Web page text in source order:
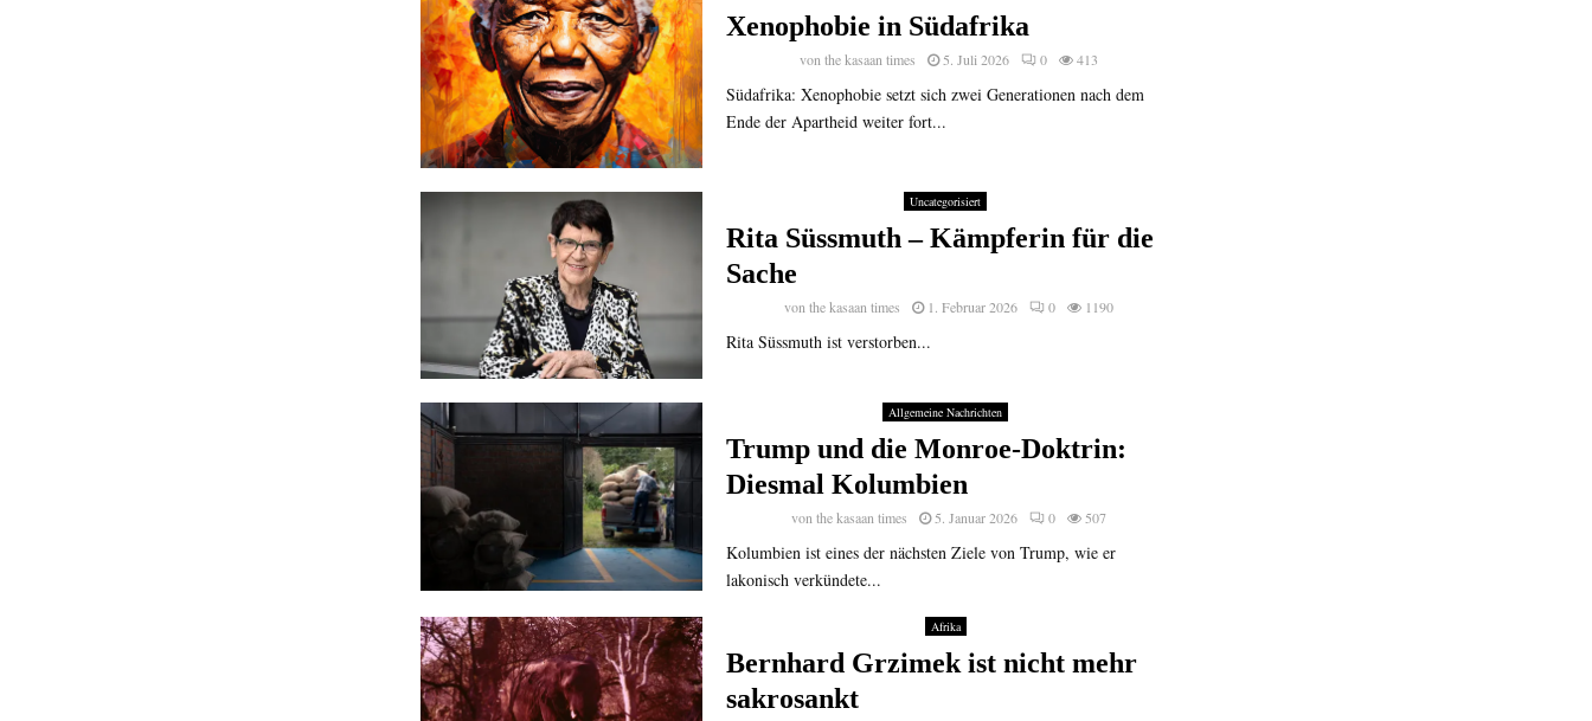
Xenophobie in Südafrika
vonthe kasaan times 5. Juli 2026 0 413
Südafrika: Xenophobie setzt sich zwei Generationen nach dem
Ende der Apartheid weiter fort...
Uncategorisiert
Rita Süssmuth – Kämpferin für die
Sache
von the kasaan times 1. Februar 2026 0 1190
Rita Süssmuth ist verstorben...
Allgemeine Nachrichten
Trump und die Monroe-Doktrin:
Diesmal Kolumbien
vonthe kasaan times 5. Januar 2026 0 507
Kolumbien ist eines der nächsten Ziele von Trump, wie er
lakonisch verkündete...
Afrika
Bernhard Grzimek ist nicht mehr
sakrosankt